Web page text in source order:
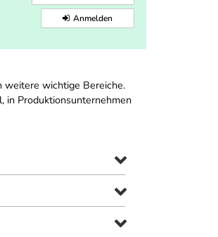
Anmelden
weitere wichtige Bereiche.
in Produktionsunternehmen